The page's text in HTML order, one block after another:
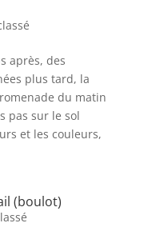
après, des
plus tard, la
du matin
pas sur le sol
et les couleurs,
(boulot)